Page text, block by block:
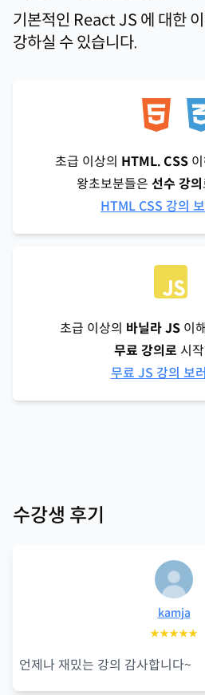
기본적인 React JS 에 대한
강하실 수 있습니다.
초급 이상의 HTML. CSS
왕초보분들은 선수 강의
HTML CSS 강의
초급 이상의 바닐라 JS 이
무료 강의로 시
무료 JS 강의 보
수강생 후기
kamja
★★★★★
언제나 재밌는 강의 감사합니다~